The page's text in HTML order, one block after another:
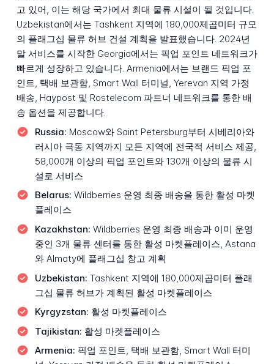
고 있어, 이는 해당 국가에서 최대 물류 시설이 될 것입니다.
Uzbekistan에서는 Tashkent 지역에 180,000제곱미터 규모
의 플래그십 물류 허브 건설 계획을 발표했습니다. 2024년
말 서비스를 시작한 Georgia에서는 픽업 포인트 네트워크가
빠르게 성장하고 있습니다. Armenia에서는 브랜드 픽업 포
인트, 택배 보관함, Smart Wall 터미널, Yerevan 지역 가정
배송, Haypost 및 Rostelecom 파트너 네트워크를 통한 배
송 옵션을 제공합니다.
Russia: Moscow와 Saint Petersburg부터 시베리아와
러시아 극동 지역까지 모든 지역에 전국적 서비스 제공,
58,000개 이상의 픽업 포인트와 130개 이상의 물류 시
설로 서비스
Belarus: Wildberries 운영 최종 배송을 통한 활성 마켓
플레이스
Kazakhstan: Wildberries 운영 최종 배송과 이미 운영
중인 3개 물류 센터를 통한 활성 마켓플레이스, Astana
와 Almaty에 플래그십 창고 계획
Uzbekistan: Tashkent 지역에 180,000제곱미터 플래
그십 물류 허브가 계획된 활성 마켓플레이스
Kyrgyzstan: 활성 마켓플레이스
Tajikistan: 활성 마켓플레이스
Armenia: 픽업 포인트, 택배 보관함, Smart Wall 터미